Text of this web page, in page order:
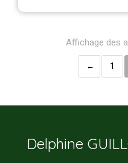
Affichage des
1
Delphine